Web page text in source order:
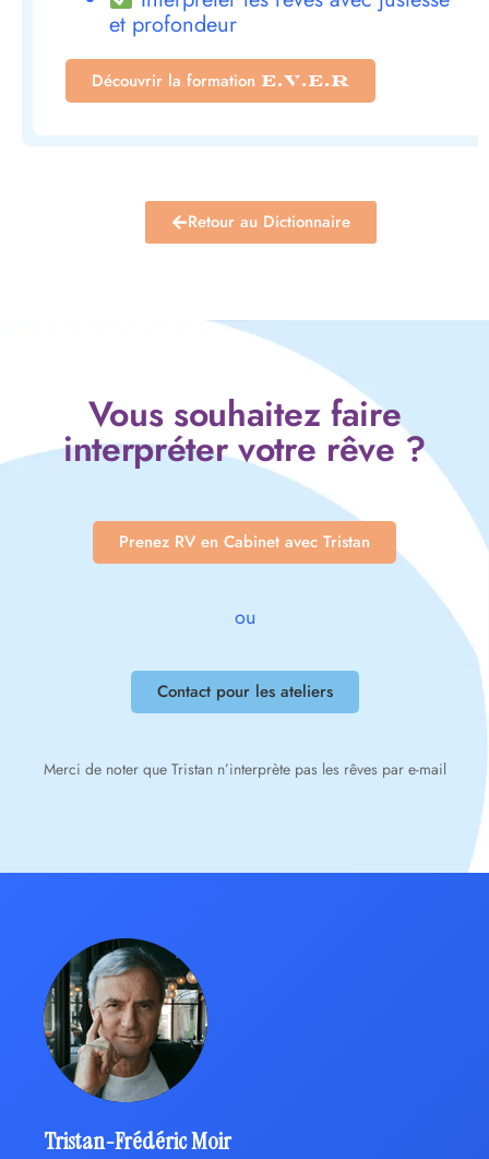
et profondeur
Découvrir la formation E.V.E.R
Retour au Dictionnaire
Vous souhaitez faire
interpréter votre rêve ?
Prenez RV en Cabinet avec Tristan
ou
Contact pour les ateliers
Merci de noter que Tristan n’interprète pas les rêves par e-mail
Tristan-Frédéric Moir